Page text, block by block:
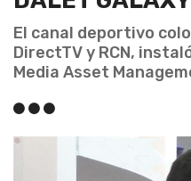
El canal deportivo
DirectTV y RCN,
Media Asset